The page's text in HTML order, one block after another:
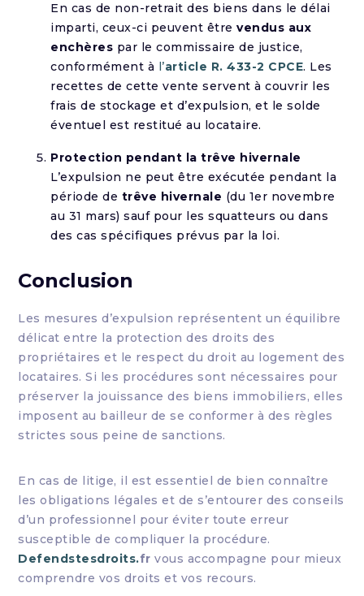
En cas de non-retrait des biens dans le délai
imparti, ceux-ci peuvent êtrevendus aux
enchères par le commissaire de justice,
conformément à l’article R. 433-2 CPCE. Les
recettes de cette vente servent à couvrir les
frais de stockage et d’expulsion, et le solde
éventuel est restitué au locataire.
Protection pendant la trêve hivernale
L’expulsion ne peut être exécutée pendant la
période de trêve hivernale (du 1er novembre
au 31 mars) sauf pour les squatteurs ou dans
des cas spécifiques prévus par la loi.
Conclusion
Les mesures d’expulsion représentent un équilibre
délicat entre la protection des droits des
propriétaires et le respect du droit au logement des
locataires. Si les procédures sont nécessaires pour
préserver la jouissance des biens immobiliers, elles
imposent au bailleur de se conformer à des règles
strictes sous peine de sanctions.
En cas de litige, il est essentiel de bien connaître
les obligations légales et de s’entourer des conseils
d’un professionnel pour éviter toute erreur
susceptible de compliquer la procédure.
Defendstesdroits.fr vous accompagne pour mieux
comprendre vos droits et vos recours.